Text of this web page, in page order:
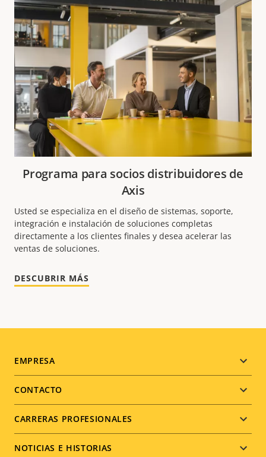
Programa para socios distribuidores de
Axis
Usted se especializa en el diseño de sistemas, soporte,
integración e instalación de soluciones completas
directamente a los clientes finales y desea acelerar las
ventas de soluciones.
DESCUBRIR MÁS
Footer
menu
EMPRESA
CONTACTO
CARRERAS PROFESIONALES
NOTICIAS E HISTORIAS